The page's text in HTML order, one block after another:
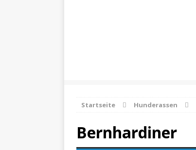
Startseite Hunderassen
Bernhardiner